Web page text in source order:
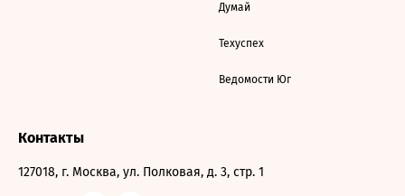
Думай
Техуспех
Ведомости Юг
Контакты
127018, г. Москва, ул. Полковая, д. 3, стр. 1